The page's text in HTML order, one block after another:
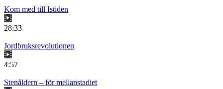
Kom med till Istiden
28:33
Jordbruksrevolutionen
4:57
Stenåldern – för mellanstadiet